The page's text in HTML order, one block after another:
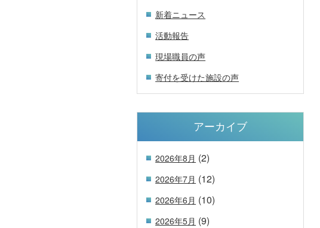
新着ニュース
活動報告
現場職員の声
寄付を受けた施設の声
アーカイブ
2026年8月 (2)
2026年7月 (12)
2026年6月 (10)
2026年5月 (9)